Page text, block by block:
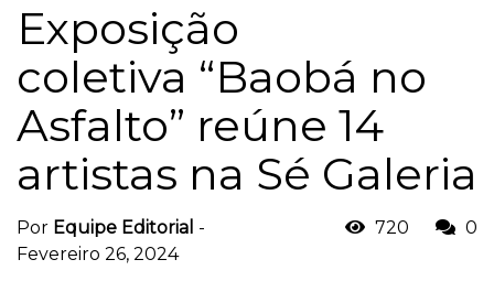
Exposição
coletiva “Baobá no
Asfalto” reúne 14
artistas na Sé Galeria
Por Equipe Editorial -
Fevereiro 26, 2024
720 0